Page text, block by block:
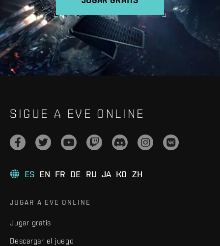
SIGUE A EVE ONLINE
ES EN FR DE RU JA KO ZH
JUGAR A EVE ONLINE
Jugar gratis
Descargar el juego